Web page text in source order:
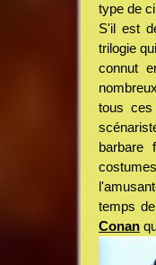
type de
S'il est
trilogie
connut
tous
barbare
temps de
Conan